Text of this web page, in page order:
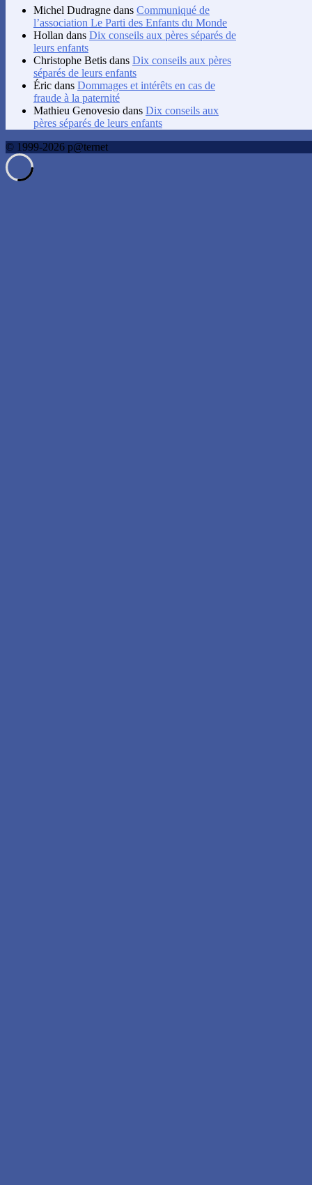
Michel Dudragne dans Communiqué de
l’association Le Parti des Enfants du Monde
Hollan dans Dix conseils aux pères séparés de
leurs enfants
Christophe Betis dans Dix conseils aux pères
séparés de leurs enfants
Éric dans Dommages et intérêts en cas de
fraude à la paternité
Mathieu Genovesio dans Dix conseils aux
pères séparés de leurs enfants
© 1999-2026 p@ternet